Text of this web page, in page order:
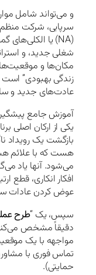
و می‌تواند شامل
سرپایی، شرکت
شغلی جدید، و
مکان‌ها و
زندگی بهبودی” است
عادت‌های جدید و
یکی از ارکان اصلی
بازگشت یک رویداد
هست که با علائم
می‌شود. آنها یاد
عوض کردن عادات
سپس، یک “طرح
دقیقاً مشخص
مواجهه با یک
تماس فوری با
حمایتی).